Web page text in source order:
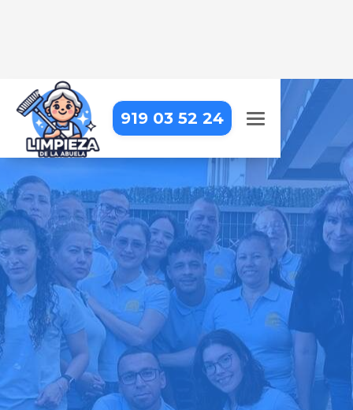
919 03 52 24
LIMPIEZA DE OBRA EN TRES
CANTOS
Dejamos tu obra impecable, con
una limpieza detallada que resalta
cada acabado
Pide tu presupuesto gratis
Llama hoy: 919 03 52 24